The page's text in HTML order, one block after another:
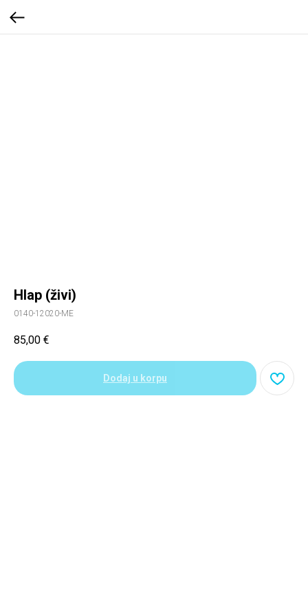
Hlap (živi)
0140-12020-ME
85,00 €
Dodaj u korpu